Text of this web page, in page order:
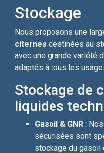
Stockage
Nous proposons une
citernes destinées au
avec une grande variété
adaptés à tous les
Stockage de
liquides
Gasoil & GNR :
sécurisées sont
stockage du gasoil